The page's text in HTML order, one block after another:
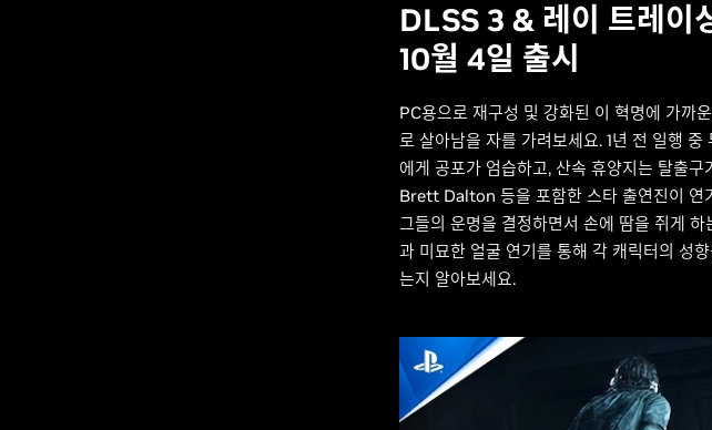
DLSS 3 & 레이 트레
10월 4일 출시
PC용으로 재구성 및 강화된 이 혁명에 가까
로 살아남을 자를 가려보세요. 1년 전 일행
에게 공포가 엄습하고, 산속 휴양지는 탈출
Brett Dalton 등을 포함한 스타 출연진이 연
그들의 운명을 결정하면서 손에 땀을 쥐게
과 미묘한 얼굴 연기를 통해 각 캐릭터의 성
는지 알아보세요.